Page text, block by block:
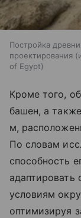
Постройка
проектирования
of Egypt
Кроме того,
башен, а
м,
По словам
способность
условиям
оптимизируя